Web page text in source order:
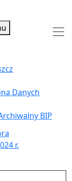
Danych
BIP
r.